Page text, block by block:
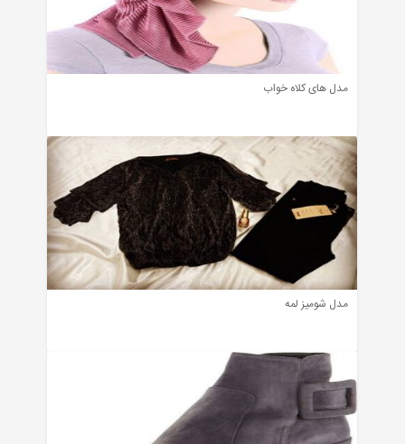
مدل های کلاه خواب
مدل شومیز لمه